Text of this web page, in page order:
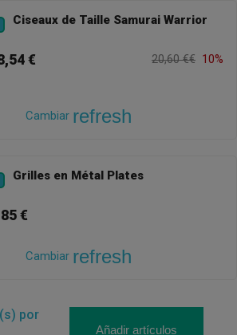
Ciseaux de Taille Samurai Warrior
€ 20,60 €€ 10%
Cambiar refresh
Grilles en Métal Plates
€
Cambiar refresh
por
Añadir artículos